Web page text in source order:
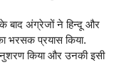
बाद अंग्रेजों ने हिन्दू और
भरसक प्रयास किया.
किया और उनकी इसी